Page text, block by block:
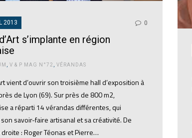
2013 0
s’implante en région
V & P MAG N°72 VÉRANDAS
vient d’ouvrir son troisième hall d’exposition à
de Lyon (69). Sur près de 800 m2,
a réparti 14 vérandas différentes, qui
savoir-faire artisanal et sa créativité. De
droite : Roger Téonas et Pierre…